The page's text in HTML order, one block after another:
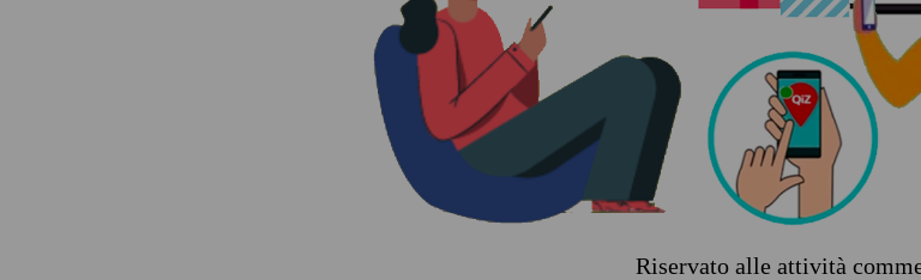
Riservato alle attività